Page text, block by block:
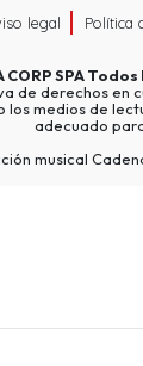
legal Política
CORP SPATodos
de derechos
medios de
adecuado
musical